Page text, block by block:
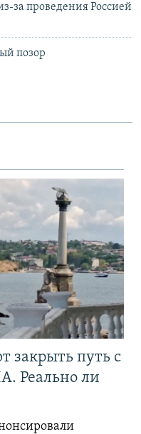
за проведения Россией
позор
закрыть путь с
Реально ли